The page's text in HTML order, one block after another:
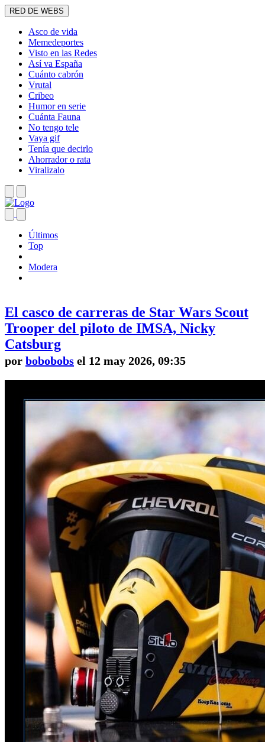
RED DE WEBS
Asco de vida
Memedeportes
Visto en las Redes
Así va España
Cuánto cabrón
Vrutal
Cribeo
Humor en serie
Cuánta Fauna
No tengo tele
Vaya gif
Tenía que decirlo
Ahorrador o rata
Viralizalo
Últimos
Top
Modera
El casco de carreras de Star Wars Scout
Trooper del piloto de IMSA, Nicky
Catsburg
por bobobobs el 12 may 2026, 09:35